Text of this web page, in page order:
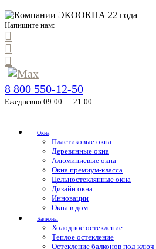
Напишите нам:
8 800 550-12-50
Ежедневно 09:00 — 21:00
Окна
Пластиковые окна
Деревянные окна
Алюминиевые окна
Окна премиум-класса
Цельностеклянные окна
Дизайн окна
Инновации
Окна в дом
Балконы
Холодное остекление
Теплое остекление
Остекление балконов под ключ